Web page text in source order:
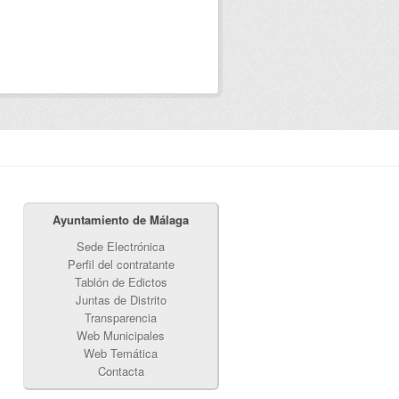
Ayuntamiento de Málaga
Sede Electrónica
Perfil del contratante
Tablón de Edictos
Juntas de Distrito
Transparencia
Web Municipales
Web Temática
Contacta